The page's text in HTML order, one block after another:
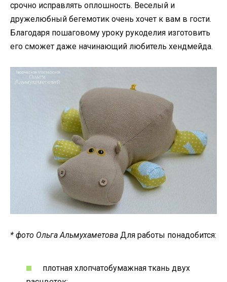
срочно исправлять оплошность. Веселый и
дружелюбный бегемотик очень хочет к вам в гости.
Благодаря пошаговому уроку рукоделия изготовить
его сможет даже начинающий любитель хендмейда.
* фото Ольга Альмухаметова Для работы понадобится:
плотная хлопчатобумажная ткань двух